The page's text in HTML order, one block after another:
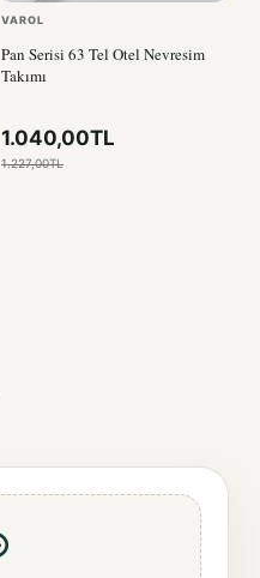
VAROL
Pan Serisi 63 Tel Otel Nevresim
Takımı
1.040,00TL
1.227,00TL